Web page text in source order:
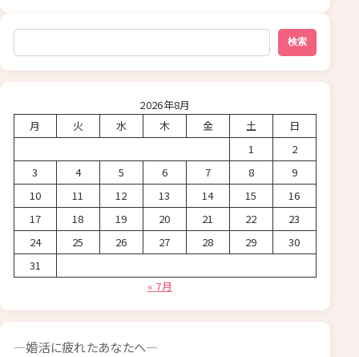
検索
検索
2026年8月
月
火 水 木 金 土
日
1
2
3
4 5 6 7 8
9
10
11 12 13 14 15
16
17
18 19 20 21 22
23
24
25 26 27 28 29
30
31
« 7月
―婚活に疲れたあなたへ―